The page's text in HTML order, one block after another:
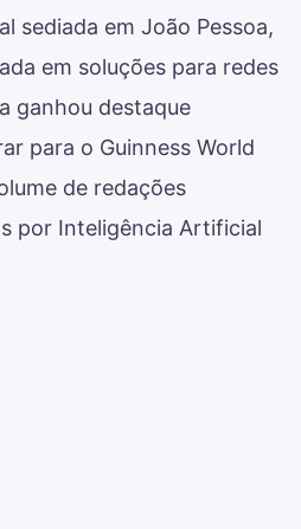
sediada em João Pessoa,
em soluções para redes
ganhou destaque
para o Guinness World
de redações
por Inteligência Artificial